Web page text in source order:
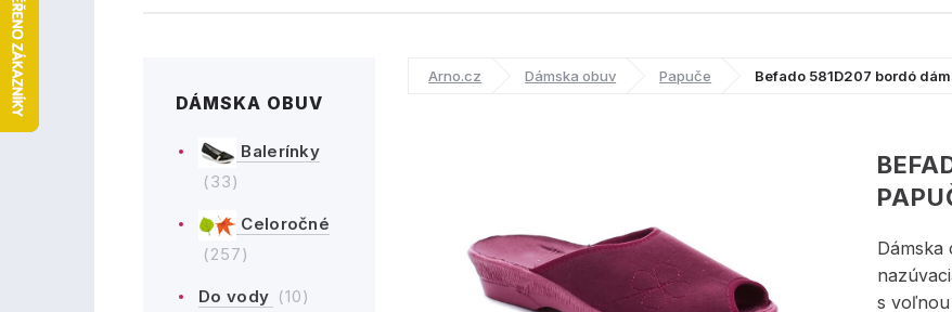
DÁMSKA OBUV
Balerínky
(33)
Celoročné
(257)
Do vody (10)
Arno.cz Dámska obuv Papuče Befado 581D207 bordó
s